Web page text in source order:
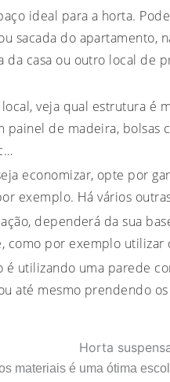
ideal para a horta.
sacada do apartamento,
da casa ou outro local de
veja qual estrutura é
painel de madeira, bolsas
economizar, opte por
exemplo. Há vários
dependerá da sua
como por exemplo
é utilizando uma parede
até mesmo prendendo
Horta
materiais é uma ótima